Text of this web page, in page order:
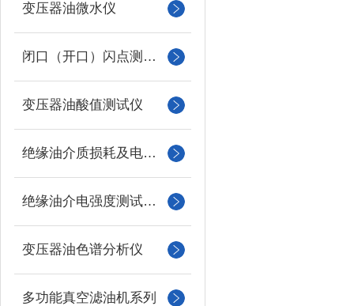
变压器油微水仪
闭口（开口）闪点测定仪
变压器油酸值测试仪
绝缘油介质损耗及电阻率测试仪
绝缘油介电强度测试仪系列
变压器油色谱分析仪
多功能真空滤油机系列